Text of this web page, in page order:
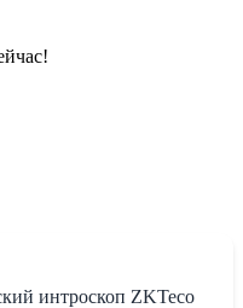
интроскоп ZKTeco